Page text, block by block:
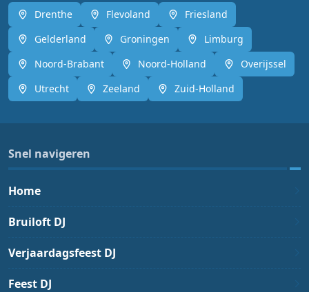
Drenthe Flevoland
Friesland
Gelderland
Groningen
Limburg
Noord-Brabant
Noord-Holland
Overijssel
Utrecht
Zeeland Zuid-Holland
Snel navigeren
Home
Bruiloft DJ
Verjaardagsfeest DJ
Feest DJ